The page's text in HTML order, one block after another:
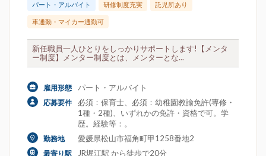
パート・アルバイト 研修制度充実 託児所あり
車通勤・マイカー通勤可
新任職員一人ひとりをしっかりサポートします!【メンタ
ー制度】メンター制度とは、メンターとな...
雇用形態 パート・アルバイト
応募要件
必須：保育士、必須：幼稚園教諭免許(専修・
1種・2種)、いずれかの免許・資格で可。学
歴。経験等：。
勤務地 愛媛県松山市福角町甲1258番地2
最寄り駅 JR堀江駅 から徒歩で20分